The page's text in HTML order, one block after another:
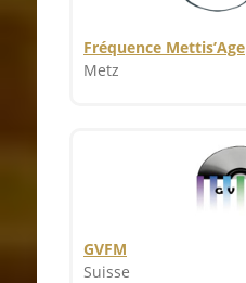
Fréquence Mettis’Age
Metz
GVFM
Suisse